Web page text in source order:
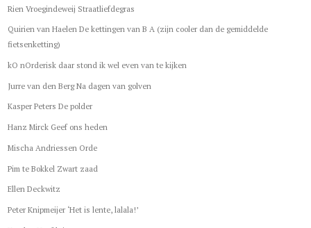
Rien Vroegindeweij Straatliefdegras
Quirien van Haelen De kettingen van B A (zijn cooler dan de gemiddelde
fietsenketting)
kO nOrderisk daar stond ik wel even van te kijken
Jurre van den Berg Na dagen van golven
Kasper Peters De polder
Hanz Mirck Geef ons heden
Mischa Andriessen Orde
Pim te Bokkel Zwart zaad
Ellen Deckwitz
Peter Knipmeijer ‘Het is lente, lalala!’